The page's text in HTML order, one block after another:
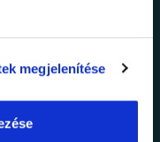
megjelenítése